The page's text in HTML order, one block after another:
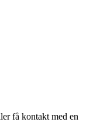
få kontakt med en